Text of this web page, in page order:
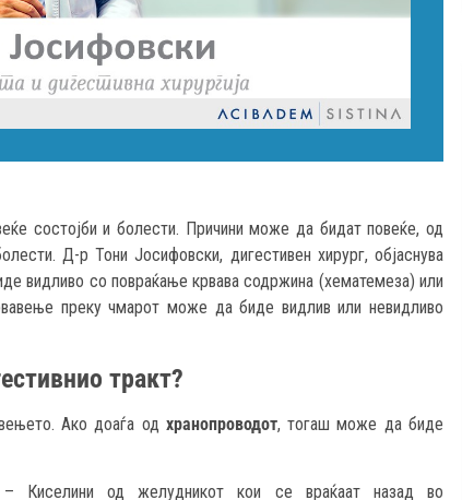
состојби и болести. Причини може да бидат повеќе, од
Д-р Тони Јосифовски, дигестивен хирург, објаснува
видливо со повраќање крвава содржина (хематемеза) или
преку чмарот може да биде видлив или невидливо
трaкт?
Ако доаѓа од хранопроводот, тогаш може да биде
– Киселини од желудникот кои се враќаат назад во